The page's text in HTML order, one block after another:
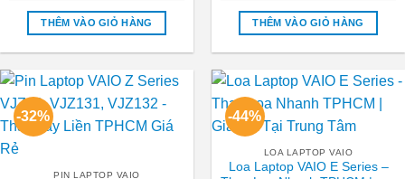
là:
₫450,000.
tại
₫150,000.
THÊM VÀO GIỎ HÀNG
là:
₫500,000.
tại
THÊM VÀO GIỎ HÀNG
-32%
PIN LAPTOP VAIO
-44%
LOA LAPTOP VAIO
Loa Laptop VAIO E Series –